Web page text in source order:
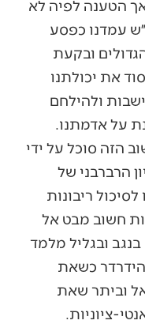
הטענה לפיה לא
עמדנו כפסע
ובקעת
את יכולתנו
ולהילחם
על אדמתנו.
הזה סוכל על ידי
הרברבני של
ריבונות
חשוב מבט אל
ובגליל מלמד
כשאת
וביתר שאת
ציוניות.